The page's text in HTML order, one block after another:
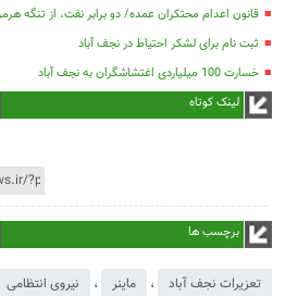
قانون اعدام محتکران عمده/ دو برابر نفت، از تنگه
ثبت نام برای لشکر احتیاط در نجف آباد
خسارت 100 میلیاردی اغتشاشگران به نجف آباد
لینک کوتاه
برچسب ها
تعزیرات نجف آباد ، ماینر ، نیروی انتظامی